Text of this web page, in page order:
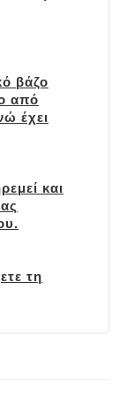
βάζο
από
έχει
και
τη